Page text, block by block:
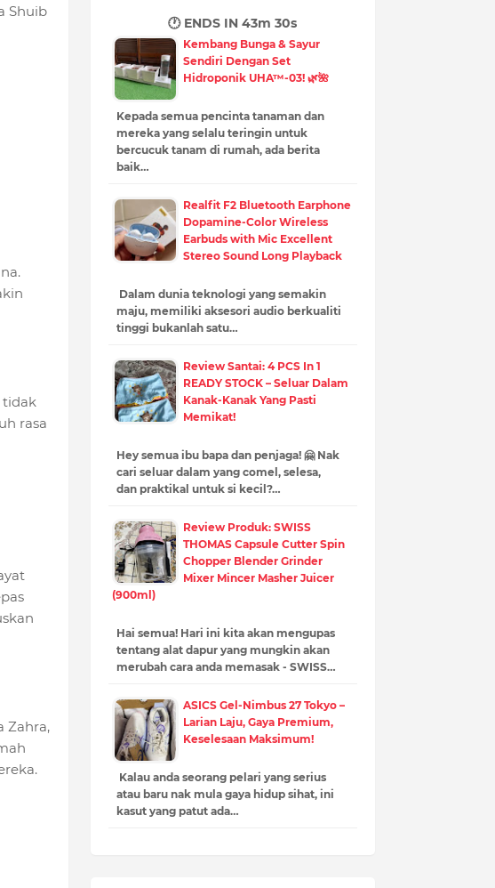
Shuib
tidak
rasa
Zahra,
🕐 ENDS IN43m 29s
Kembang Bunga & Sayur
Sendiri Dengan Set
Hidroponik UHA™-03! 🌿🌺
Kepada semua pencinta tanaman dan
mereka yang selalu teringin untuk
bercucuk tanam di rumah, ada berita
baik…
Realfit F2 Bluetooth Earphone
Dopamine-Color Wireless
Earbuds with Mic Excellent
Stereo Sound Long Playback
Dalam dunia teknologi yang semakin
maju, memiliki aksesori audio berkualiti
tinggi bukanlah satu…
Review Santai: 4 PCS In 1
READY STOCK – Seluar Dalam
Kanak-Kanak Yang Pasti
Memikat!
Hey semua ibu bapa dan penjaga! 🤗 Nak
cari seluar dalam yang comel, selesa,
dan praktikal untuk si kecil?…
Review Produk: SWISS
THOMAS Capsule Cutter Spin
Chopper Blender Grinder
Mixer Mincer Masher Juicer
(900ml)
Hai semua! Hari ini kita akan mengupas
tentang alat dapur yang mungkin akan
merubah cara anda memasak - SWISS…
ASICS Gel-Nimbus 27 Tokyo –
Larian Laju, Gaya Premium,
Keselesaan Maksimum!
Kalau anda seorang pelari yang serius
atau baru nak mula gaya hidup sihat, ini
kasut yang patut ada…